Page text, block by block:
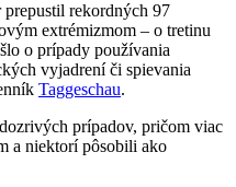
rekordných 97
extrémizmom – o tretinu
o prípady používania
vyjadrení či spievania
Taggeschau.
prípadov, pričom viac
a niektorí pôsobili ako